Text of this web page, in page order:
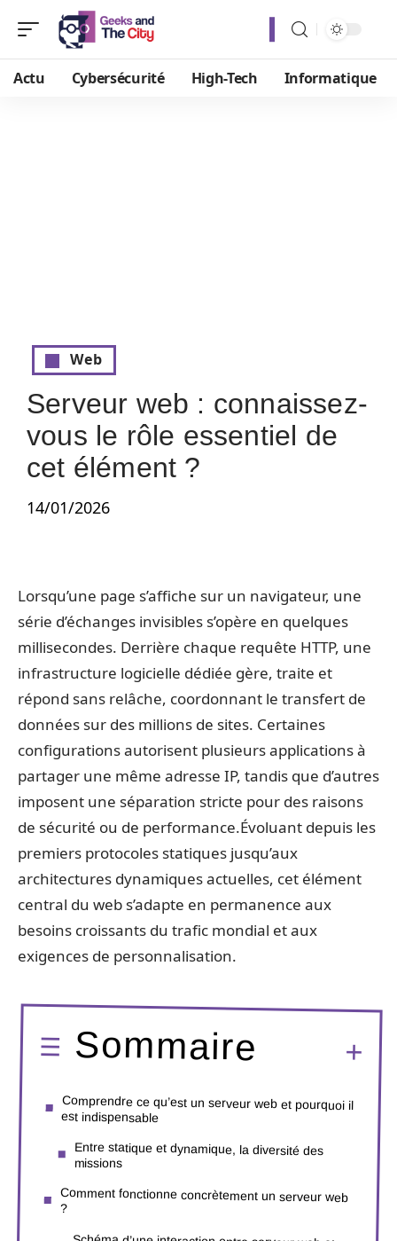
Actu Cybersécurité High-Tech Informatique
Web
Serveur web : connaissez-
vous le rôle essentiel de
cet élément ?
14/01/2026
Lorsqu’une page s’affiche sur un navigateur, une
série d’échanges invisibles s’opère en quelques
millisecondes. Derrière chaque requête HTTP, une
infrastructure logicielle dédiée gère, traite et
répond sans relâche, coordonnant le transfert de
données sur des millions de sites. Certaines
configurations autorisent plusieurs applications à
partager une même adresse IP, tandis que d’autres
imposent une séparation stricte pour des raisons
de sécurité ou de performance.Évoluant depuis les
premiers protocoles statiques jusqu’aux
architectures dynamiques actuelles, cet élément
central du web s’adapte en permanence aux
besoins croissants du trafic mondial et aux
exigences de personnalisation.
Sommaire
Comprendre ce qu’est un serveur web et pourquoi il
est indispensable
Entre statique et dynamique, la diversité des
missions
Comment fonctionne concrètement un serveur web
?